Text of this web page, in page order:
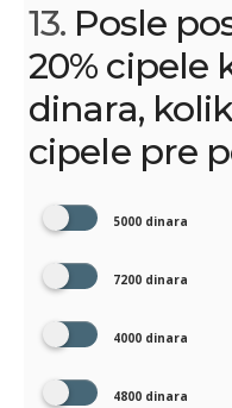
13. Posle
20% cipele
dinara,
cipele pre
5000 dinara
7200 dinara
4000 dinara
4800 dinara